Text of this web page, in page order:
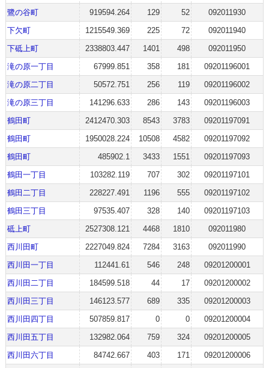
鷺の谷町
919594.264 129 52
092011930
下欠町
1215549.369 225 72
092011940
下砥上町
2338803.447 1401 498
092011950
滝の原一丁目
67999.851 358 181
09201196001
滝の原二丁目
50572.751 256 119
09201196002
滝の原三丁目
141296.633 286 143
09201196003
鶴田町
2412470.303 8543 3783
09201197091
鶴田町
1950028.224 10508 4582
09201197092
鶴田町
485902.1 3433 1551
09201197093
鶴田一丁目
103282.119 707 302
09201197101
鶴田二丁目
228227.491 1196 555
09201197102
鶴田三丁目
97535.407 328 140
09201197103
砥上町
2527308.121 4468 1810
092011980
西川田町
2227049.824 7284 3163
092011990
西川田一丁目
112441.61 546 248
09201200001
西川田二丁目
184599.518 44 17
09201200002
西川田三丁目
146123.577 689 335
09201200003
西川田四丁目
507859.817 0 0
09201200004
西川田五丁目
132982.064 759 324
09201200005
西川田六丁目
84742.667 403 171
09201200006